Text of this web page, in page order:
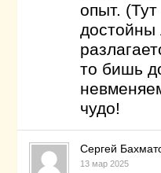
опыт.
достойны
то бишь
чудо!
Сергей
13 мар 2025